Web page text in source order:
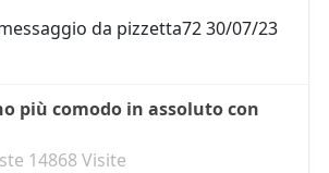
da pizzetta7230/07/23
più comodo in assoluto con
14868 Visite